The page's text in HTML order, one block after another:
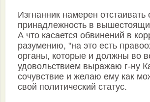
Изгнанник намерен
принадлежность в
А что касается обвинений в
разумению, "на это есть
органы, которые и должны во
удовольствием выражаю г-ну
сочувствие и желаю ему как
свой политический статус.